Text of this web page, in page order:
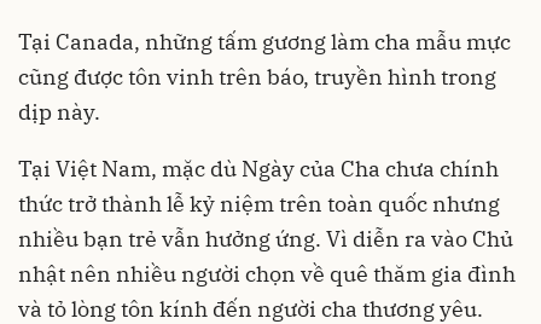
Tại Canada, những tấm gương làm cha mẫu mực
cũng được tôn vinh trên báo, truyền hình trong
dịp này.
Tại Việt Nam, mặc dù Ngày của Cha chưa chính
thức trở thành lễ kỷ niệm trên toàn quốc nhưng
nhiều bạn trẻ vẫn hưởng ứng. Vì diễn ra vào Chủ
nhật nên nhiều người chọn về quê thăm gia đình
và tỏ lòng tôn kính đến người cha thương yêu.